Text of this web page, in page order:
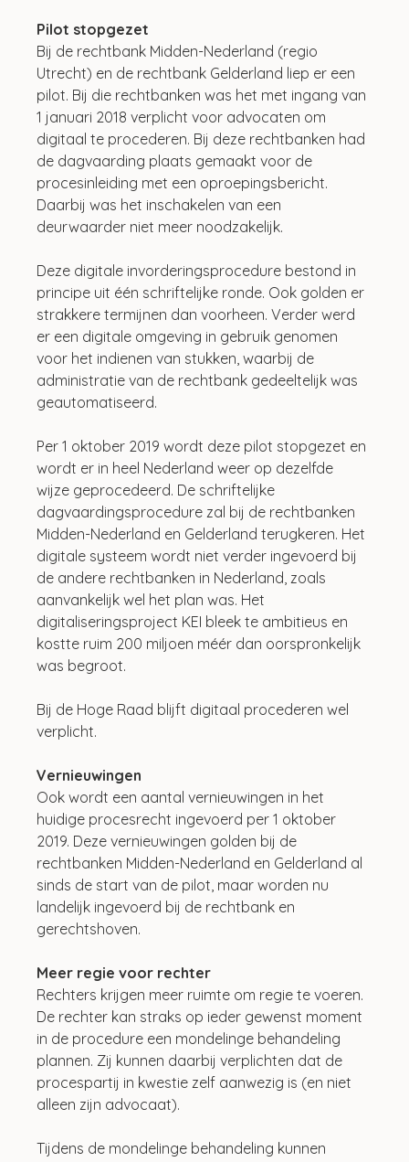
Pilot stopgezet
Bij de rechtbank Midden-Nederland (regio
Utrecht) en de rechtbank Gelderland liep er een
pilot. Bij die rechtbanken was het met ingang van
1 januari 2018 verplicht voor advocaten om
digitaal te procederen. Bij deze rechtbanken had
de dagvaarding plaats gemaakt voor de
procesinleiding met een oproepingsbericht.
Daarbij was het inschakelen van een
deurwaarder niet meer noodzakelijk.
Deze digitale invorderingsprocedure bestond in
principe uit één schriftelijke ronde. Ook golden er
strakkere termijnen dan voorheen. Verder werd
er een digitale omgeving in gebruik genomen
voor het indienen van stukken, waarbij de
administratie van de rechtbank gedeeltelijk was
geautomatiseerd.
Per 1 oktober 2019 wordt deze pilot stopgezet en
wordt er in heel Nederland weer op dezelfde
wijze geprocedeerd. De schriftelijke
dagvaardingsprocedure zal bij de rechtbanken
Midden-Nederland en Gelderland terugkeren. Het
digitale systeem wordt niet verder ingevoerd bij
de andere rechtbanken in Nederland, zoals
aanvankelijk wel het plan was. Het
digitaliseringsproject KEI bleek te ambitieus en
kostte ruim 200 miljoen méér dan oorspronkelijk
was begroot.
Bij de Hoge Raad blijft digitaal procederen wel
verplicht.
Vernieuwingen
Ook wordt een aantal vernieuwingen in het
huidige procesrecht ingevoerd per 1 oktober
2019. Deze vernieuwingen golden bij de
rechtbanken Midden-Nederland en Gelderland al
sinds de start van de pilot, maar worden nu
landelijk ingevoerd bij de rechtbank en
gerechtshoven.
Meer regie voor rechter
Rechters krijgen meer ruimte om regie te voeren.
De rechter kan straks op ieder gewenst moment
in de procedure een mondelinge behandeling
plannen. Zij kunnen daarbij verplichten dat de
procespartij in kwestie zelf aanwezig is (en niet
alleen zijn advocaat).
Tijdens de mondelinge behandeling kunnen